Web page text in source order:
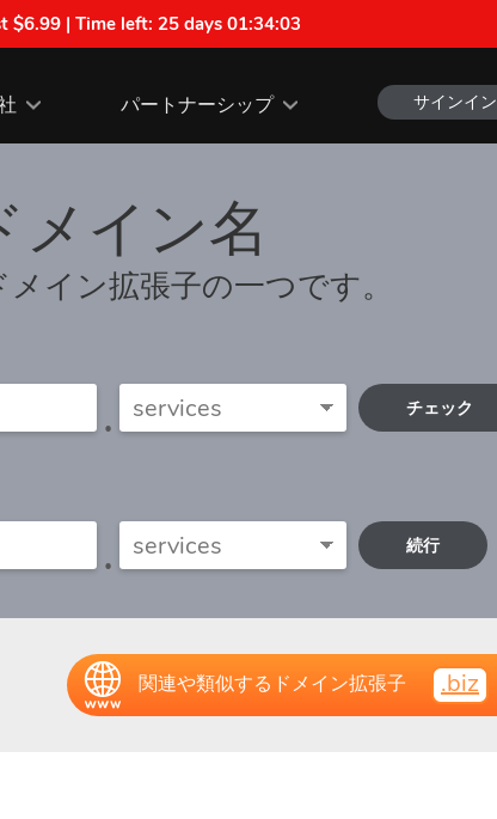
$6.99 | Time left: 25 days 01:34:03
パートナーシップ サインイン
メイン名
メイン拡張子の一つです。
. チェック
. 続行
関連や類似するドメイン拡張子 .biz